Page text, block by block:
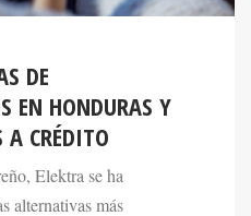
DE
EN HONDURAS Y
A CRÉDITO
Elektra se ha
alternativas más
catálogo de productos y